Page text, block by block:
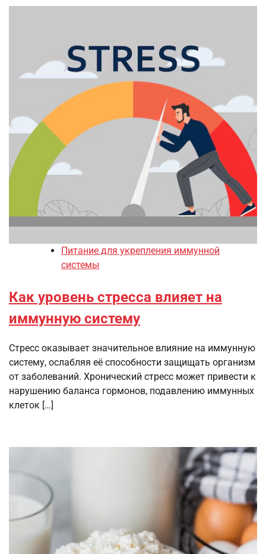
Питание для укрепления иммунной
системы
Как уровень стресса влияет на
иммунную систему
Стресс оказывает значительное влияние на иммунную
систему, ослабляя её способности защищать организм
от заболеваний. Хронический стресс может привести к
нарушению баланса гормонов, подавлению иммунных
клеток […]